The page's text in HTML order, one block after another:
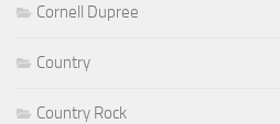
Cornell Dupree
Country
Country Rock